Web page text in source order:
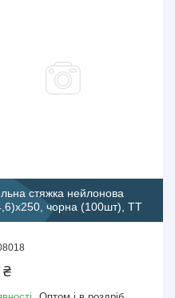
стяжка нейлонова
чорна (100шт), TT
₴